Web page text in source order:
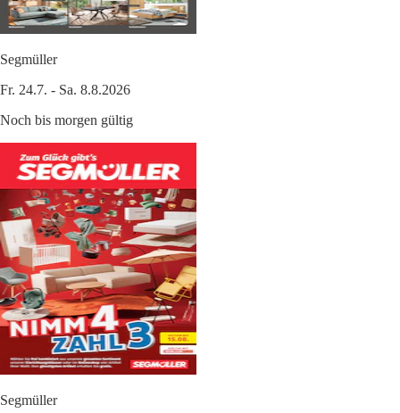
Segmüller
Fr. 24.7. - Sa. 8.8.2026
Noch bis morgen gültig
Segmüller